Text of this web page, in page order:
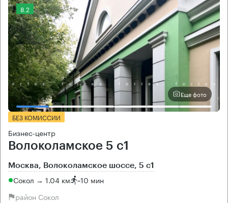
8.2
Еще фото
БЕЗ КОМИССИИ
Бизнес-центр
Волоколамское 5 с1
Москва, Волоколамское шоссе, 5 с1
Сокол → 1.04 км ~10 мин
район Сокол